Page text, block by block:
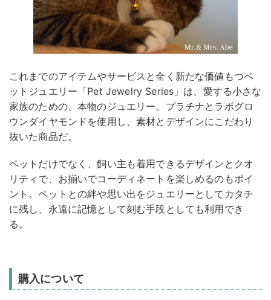
これまでのアイテムやサービスと全く新たな価値もつペ
ットジュエリー「Pet Jewelry Series」は、愛する小さな
家族のための、本物のジュエリー。プラチナとラボグロ
ウンダイヤモンドを使用し、素材とデザインにこだわり
抜いた商品だ。
ペットだけでなく、飼い主も着用できるデザインとクオ
リティで、お揃いでコーディネートを楽しめるのもポイ
ント。ペットとの絆や思い出をジュエリーとしてカタチ
に残し、永遠に記憶として刻む手段としても利用でき
る。
購入について